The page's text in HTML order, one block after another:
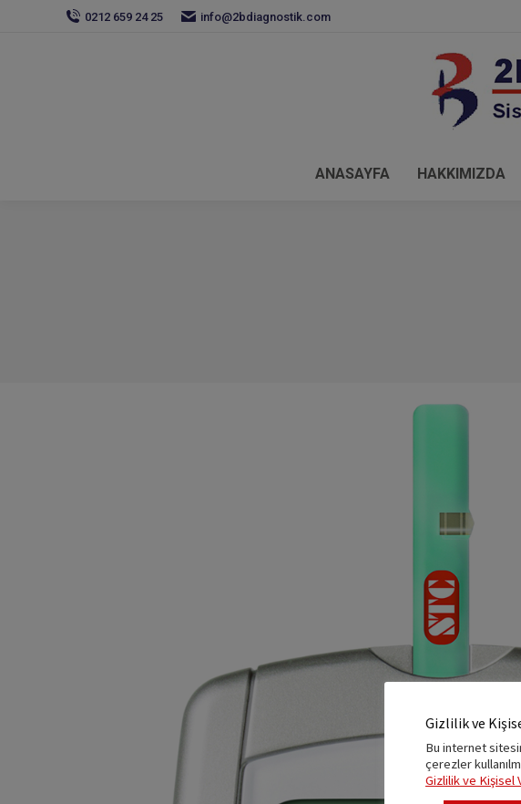
0212 659 24 25 info@2bdiagnostik.com
ANASAYFA HAKKIMIZDA
Gizlilik ve
Bu internet
çerezler
Gizlilik ve Kişisel